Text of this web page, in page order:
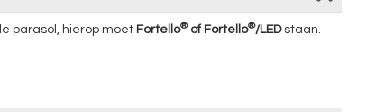
parasol, hierop moet Fortello®of Fortello®/LEDstaan.